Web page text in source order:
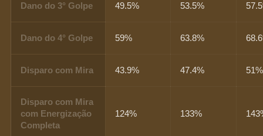
Dano do 3° Golpe 49.5% 53.5%
Dano do 4° Golpe 59% 63.8%
Disparo com Mira 43.9% 47.4% 51%
Disparo com Mira
com Energização
Completa
124% 133%